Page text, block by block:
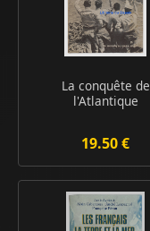
La conquête de
l'Atlantique
19.50 €